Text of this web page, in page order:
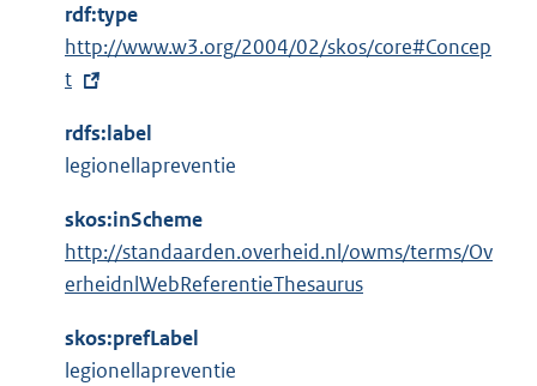
e
r
n
l
n
k
:
rdf:type
E
x
e
r
n
e
n
k
http://www.w3.org/2004/02/skos/core#Concep
t
rdfs:label
legionellapreventie
skos:inScheme
http://standaarden.overheid.nl/owms/terms/Ov
erheidnlWebReferentieThesaurus
skos:prefLabel
legionellapreventie